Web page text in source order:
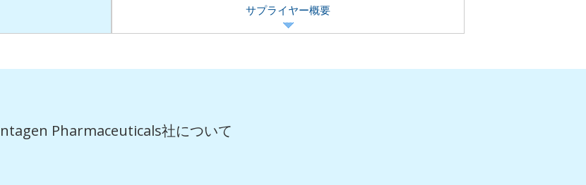
サプライヤー概要
Pharmaceuticals社について